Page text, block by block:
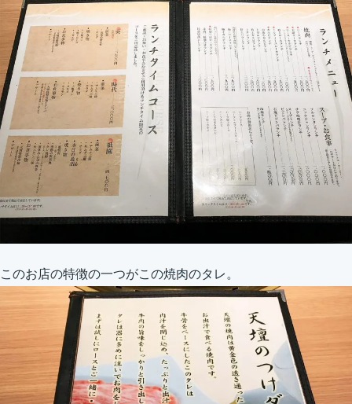
このお店の特徴の一つがこの焼肉のタレ。